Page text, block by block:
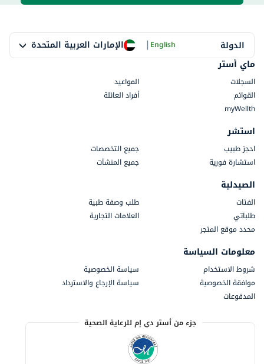
الدولة الإمارات العربية المتحدة |English
ماي أستر
السجلات
المواعيد
القوائم
أفراد العائلة
myWellth
استشر
احجز طبيب
جميع التخصصات
استشارة فورية
جميع المنشآت
الصيدلية
الفئات
طلب وصفة طبية
طلباتي
العلامات التجارية
محدد موقع المتجر
معلومات السياسة
شروط الاستخدام
سياسة الخصوصية
موافقة الخصوصية
سياسة الإرجاع والاسترداد
المدفوعات
جزء من أستر دي إم للرعاية الصحية